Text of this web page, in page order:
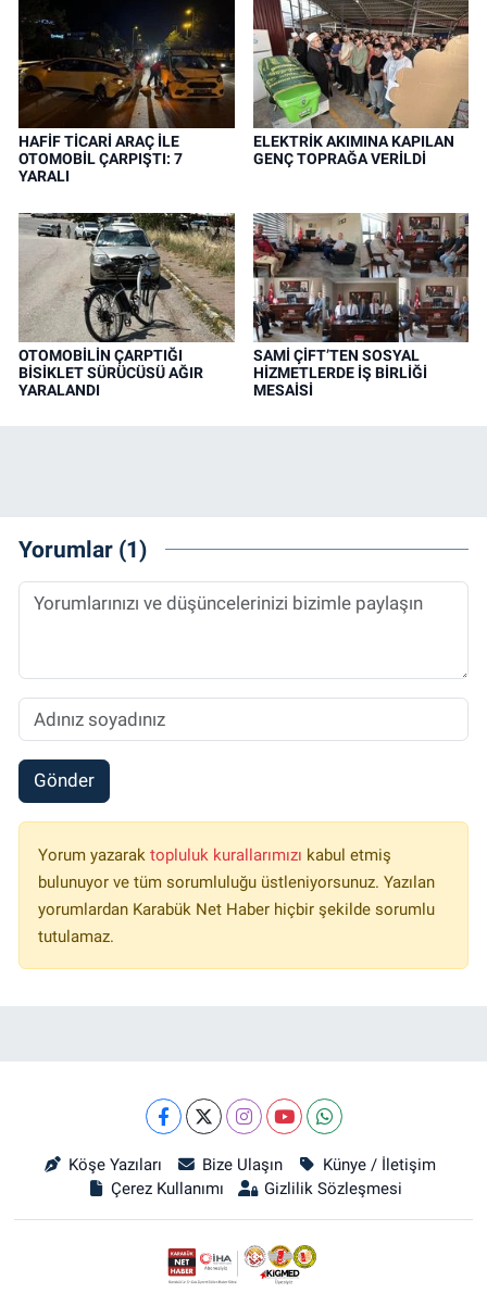
HAFİF TİCARİ ARAÇ İLE
OTOMOBİL ÇARPIŞTI: 7
YARALI
ELEKTRİK AKIMINA KAPILAN
GENÇ TOPRAĞA VERİLDİ
OTOMOBİLİN ÇARPTIĞI
BİSİKLET SÜRÜCÜSÜ AĞIR
YARALANDI
SAMİ ÇİFT’TEN SOSYAL
HİZMETLERDE İŞ BİRLİĞİ
MESAİSİ
Yorumlar (1)
Gönder
Yorum yazarak topluluk kurallarımızı kabul etmiş
bulunuyor ve tüm sorumluluğu üstleniyorsunuz. Yazılan
yorumlardan Karabük Net Haber hiçbir şekilde sorumlu
tutulamaz.
Köşe Yazıları Bize Ulaşın
Künye / İletişim
Çerez Kullanımı
Gizlilik Sözleşmesi